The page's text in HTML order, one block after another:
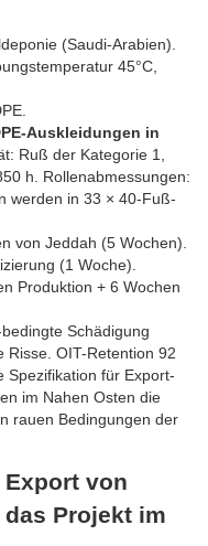
(Saudi-Arabien).
45°C,
Auskleidungen in
Ruß der Kategorie 1,
h. Rollenabmessungen:
werden in 33 × 40-Fuß-
von Jeddah (5 Wochen).
(1 Woche).
Produktion + 6 Wochen
Schädigung
Risse. OIT-Retention 92
Spezifikation für Export-
im Nahen Osten die
rauen Bedingungen der
von
Projekt im